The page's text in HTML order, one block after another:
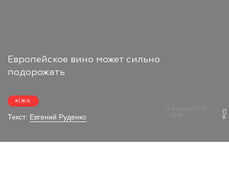
Европейское вино может сильно
подорожать
ЇЖА
Текст: Евгений Руденко
14 Березня 2018
13:09
9